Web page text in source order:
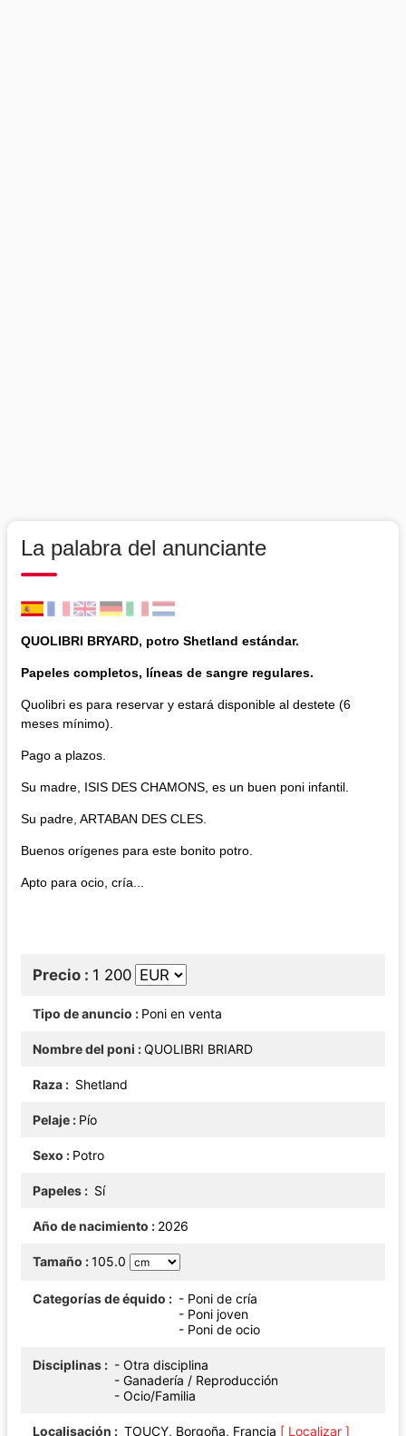
La palabra del anunciante
QUOLIBRI BRYARD, potro Shetland estándar.
Papeles completos, líneas de sangre regulares.
Quolibri es para reservar y estará disponible al destete (6
meses mínimo).
Pago a plazos.
Su madre, ISIS DES CHAMONS, es un buen poni infantil.
Su padre, ARTABAN DES CLES.
Buenos orígenes para este bonito potro.
Apto para ocio, cría...
Precio 1 200
Tipo de anuncio Poni en venta
Nombre del poni QUOLIBRI BRIARD
Raza Shetland
Pelaje Pío
Sexo Potro
Papeles Sí
Año de nacimiento 2026
Tamaño 105.0
Categorías de équido
- Poni de cría
- Poni joven
- Poni de ocio
Disciplinas
- Otra disciplina
- Ganadería / Reproducción
- Ocio/Familia
Localisación TOUCY, Borgoña, Francia [ Localizar ]